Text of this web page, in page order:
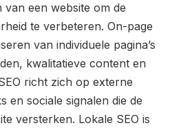
een website om de
te verbeteren. On-page
van individuele pagina’s
kwalitatieve content en
richt zich op externe
en sociale signalen die de
versterken. Lokale SEO is